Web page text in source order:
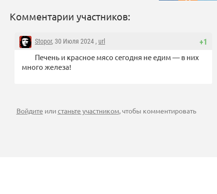
Комментарии участников:
+1
Stopor, 30 Июля 2024 , url
Печень и красное мясо сегодня не едим — в них
много железа!
Войдите илистаньте участником, чтобы комментировать